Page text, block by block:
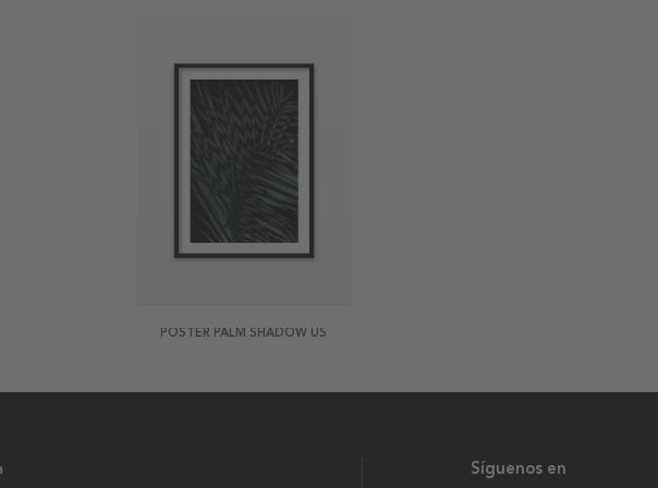
POSTER PALM SHADOW US
Síguenos en